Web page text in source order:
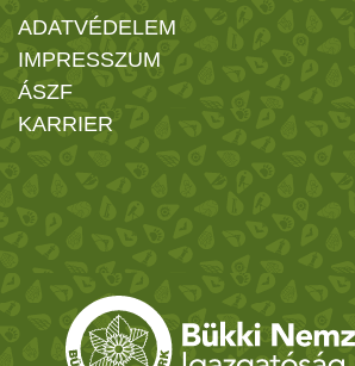
ADATVÉDELEM
IMPRESSZUM
ÁSZF
KARRIER